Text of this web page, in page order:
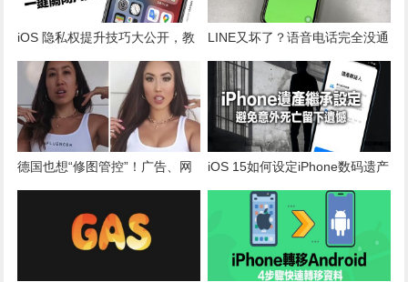
iOS 隐私权提升技巧大公开，教
你一键关闭 iPhone App 追踪功
LINE又坏了？语音电话完全没通
知 苦主全崩溃：被女友骂死
德国也想“修图管控”！广告、网
iOS 15如何设定iPhone数码遗产
联系人？在世前两步骤快速搞定